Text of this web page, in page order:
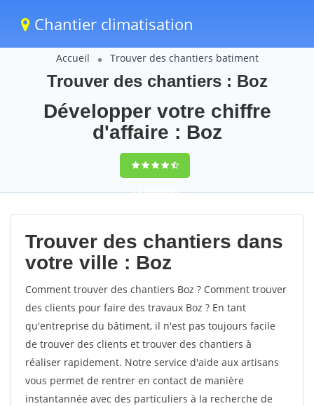
Chantier climatisation
Accueil Trouver des chantiers batiment
Trouver des chantiers : Boz
Développer votre chiffre
d'affaire : Boz
9,5(100%)59
votes
Trouver des chantiers dans
votre ville : Boz
Comment trouver des chantiers Boz ? Comment trouver
des clients pour faire des travaux Boz ? En tant
qu'entreprise du bâtiment, il n'est pas toujours facile
de trouver des clients et trouver des chantiers à
réaliser rapidement. Notre service d'aide aux artisans
vous permet de rentrer en contact de manière
instantannée avec des particuliers à la recherche de